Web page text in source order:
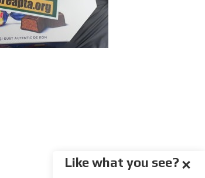
Like what you see?